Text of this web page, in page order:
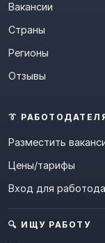
Вакансии
Страны
Регионы
Отзывы
👔
Разместить
Цены/тарифы
Вход для
🔍 ИЩУ РАБОТУ